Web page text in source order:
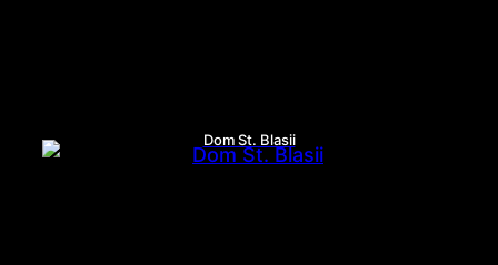
Dom St. Blasii